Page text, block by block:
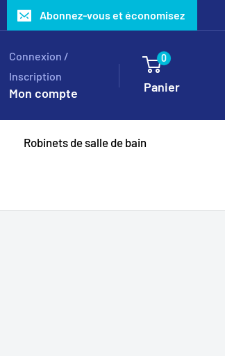
Abonnez-vous et économisez
Connexion /
Inscription
Mon compte
0
Panier
Robinets de salle de bain